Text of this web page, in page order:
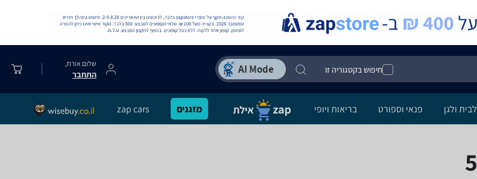
חיפוש בקטגוריה זו
שלום אורח,
התחבר
לבית ולגן פנאי וספורט בריאות ויופי מזגנים zap cars